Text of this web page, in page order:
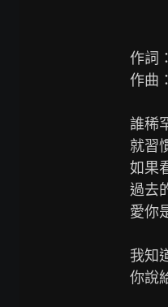
作詞
作曲
誰稀
就習
如果
過去
愛你
我知
你說